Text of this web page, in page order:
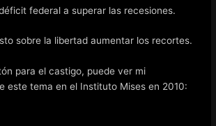
federal a superar las recesiones.
sobre la libertad aumentar los recortes.
para el castigo, puede ver mi
este tema en el Instituto Mises en 2010: